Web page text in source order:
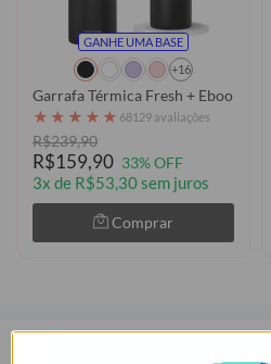
GANHE UMA BASE
+16
Garrafa Térmica Fresh + Ebook -
★ ★ ★ ★ ★ 68129 avaliações
R$239,90
R$159,90 33% OFF
3x de R$53,30 sem juros
Comprar